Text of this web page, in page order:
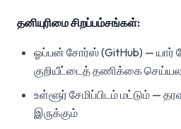
தனியுரிமை சிறப்பம்சங்கள்:
ஓப்பன் சோர்ஸ் (GitHub) — யார்
குறியீட்டைத் தணிக்கை
உள்ளூர் சேமிப்பிடம் மட்டும் —
இருக்கும்